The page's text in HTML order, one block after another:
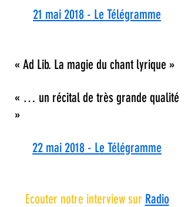
21 mai 2018 - Le Télégramme
« Ad Lib. La magie du chant lyrique »
« … un récital de très grande qualité
»
22 mai 2018 - Le Télégramme
Ecouter notre interview sur Radio